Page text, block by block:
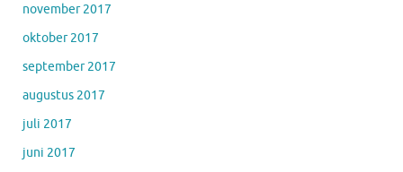
november 2017
oktober 2017
september 2017
augustus 2017
juli 2017
juni 2017